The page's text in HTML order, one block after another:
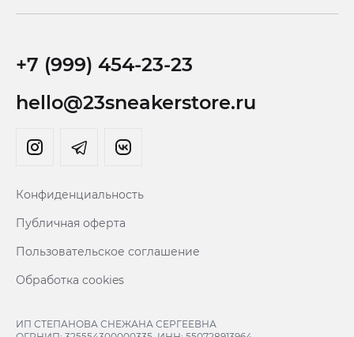
+7 (999) 454-23-23
hello@23sneakerstore.ru
Конфиденциальность
Публичная оферта
Пользовательское соглашение
Обработка cookies
ИП СТЕПАНОВА СНЕЖАНА СЕРГЕЕВНА